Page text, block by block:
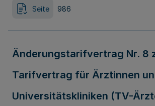
Seite 986
Änderungstarifvertrag Nr. 8
Tarifvertrag für Ärztinnen
Universitätskliniken (TV-